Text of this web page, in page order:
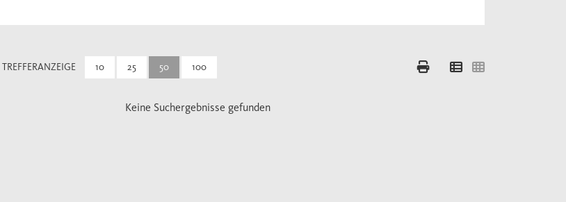
TREFFERANZEIGE 10 25 50 100
Keine Suchergebnisse gefunden